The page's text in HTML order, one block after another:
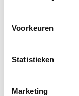
Voorkeuren
Statistieken
Marketing
gegloeid
2400-0390-30